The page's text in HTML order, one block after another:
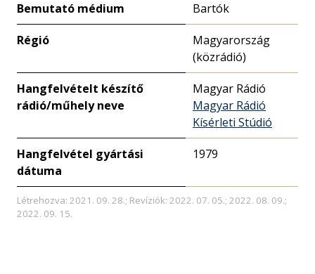
Bemutató médium Bartók
Régió
Magyarország
(közrádió)
Hangfelvételt készítő
rádió/műhely neve
Magyar Rádió
Magyar Rádió
Kísérleti Stúdió
Hangfelvétel gyártási
dátuma
1979
Létrehozva: 2021. 09. 28.; Revíziók: 2022. 07. 05.; 2022. 08. 09.;
2022. 09. 15.